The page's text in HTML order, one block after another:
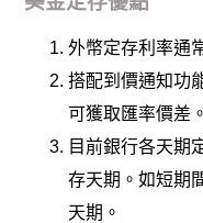
外幣定存利率通
搭配到價通知功
可獲取匯率價差。
目前銀行各天期
存天期。如短期
天期。